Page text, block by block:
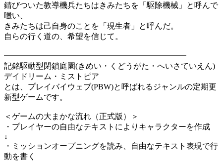
錆びついた教導機兵たちはきみたちを「駆除機械」と呼んで
嗤い、
きみたちは己自身のことを「現生者」と呼んだ。
自らの行く道の、希望を信じて。
━━━━━━━━━━━━━━━━━━━━━━━
記銘駆動型閉鎖庭園(きめい・くどうがた・へいさていえん)
デイドリーム・ミストピア
とは、プレイバイウェブ(PBW)と呼ばれるジャンルの定期更
新型ゲームです。
＜ゲームの大まかな流れ（正式版）＞
・プレイヤーの自由なテキストによりキャラクターを作成
↓
・ミッションオープニングを読み、自由なテキスト表現で行
動を書く